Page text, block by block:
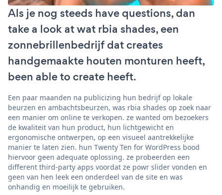
Als je nog steeds have questions, dan
take a look at wat rbia shades, een
zonnebrillenbedrijf dat creates
handgemaakte houten monturen heeft,
been able to create heeft.
Een paar maanden na publicizing hun bedrijf op lokale
beurzen en ambachtsbeurzen, was rbia shades op zoek naar
een manier om online te verkopen. ze wanted om bezoekers
de kwaliteit van hun product, hun lichtgewicht en
ergonomische ontwerpen, op een visueel aantrekkelijke
manier te laten zien. hun Twenty Ten for WordPress bood
hiervoor geen adequate oplossing. ze probeerden een
different third-party apps voordat ze powr slider vonden en
geen van hen leek een onderdeel van de site en was
onhandig en moeilijk te gebruiken.